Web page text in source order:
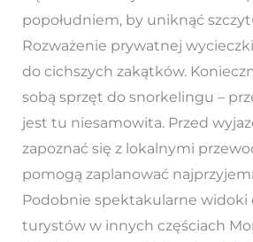
popołudniem, by uniknąć
Rozważenie prywatnej
do cichszych zakątków.
sobą sprzęt do snorkelingu –
jest tu niesamowita. Przed
zapoznać się z lokalnymi
pomogą zaplanować
Podobnie spektakularne widoki
turystów w innych częściach